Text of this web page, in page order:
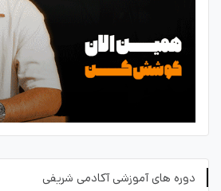
دوره های آموزشی آکادمی شریفی